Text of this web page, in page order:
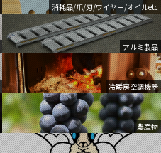
消耗品/爪/刃/ワイヤー/オイルetc
アルミ製品
冷暖房空調機器
農産物